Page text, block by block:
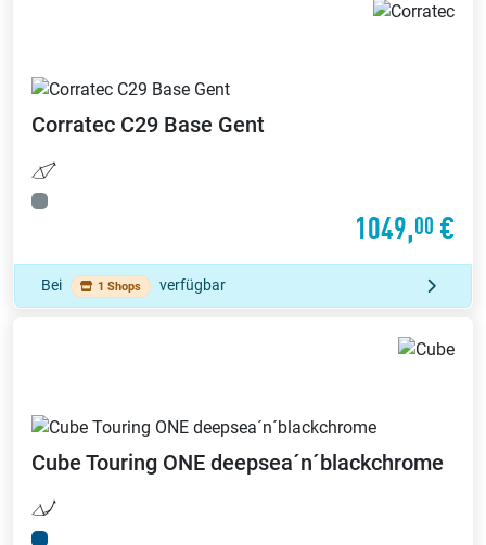
Corratec C29 Base Gent
1049,00 €
Bei 1 Shops verfügbar
Cube Touring ONE deepsea´n´blackchrome